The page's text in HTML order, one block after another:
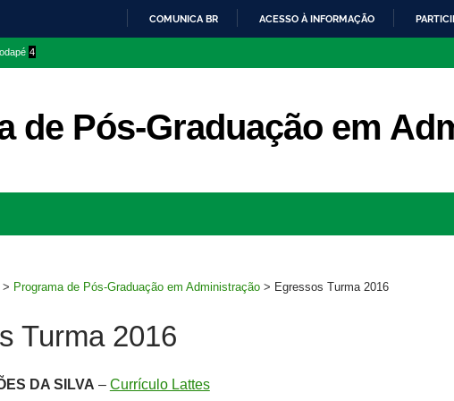
O
COMUNICA BR ACESSO À INFORMAÇÃO
4
de Pós-Graduação em
> Programa de Pós-Graduação em Administração > Egressos Turma 2016
Turma 2016
DA SILVA – Currículo Lattes